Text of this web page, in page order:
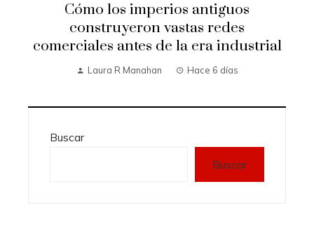
Cómo los imperios antiguos
construyeron vastas redes
comerciales antes de la era industrial
Laura R Manahan Hace 6 días
Buscar
Buscar